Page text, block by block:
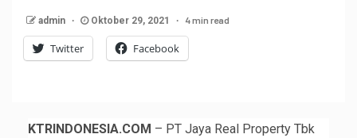
admin Oktober 29, 2021 4 min read
Twitter Facebook
KTRINDONESIA.COM – PT Jaya Real Property Tbk